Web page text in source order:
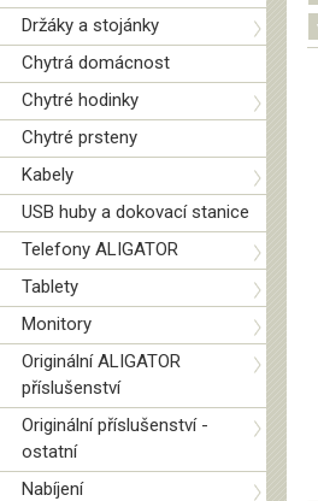
Držáky a stojánky
Chytrá domácnost
Chytré hodinky
Chytré prsteny
Kabely
USB huby a dokovací stanice
Telefony ALIGATOR
Tablety
Monitory
Originální ALIGATOR
příslušenství
Originální příslušenství -
ostatní
Nabíjení